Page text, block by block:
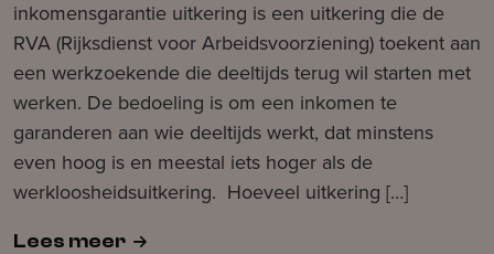
inkomensgarantie uitkering is een uitkering die de
RVA (Rijksdienst voor Arbeidsvoorziening) toekent aan
een werkzoekende die deeltijds terug wil starten met
werken. De bedoeling is om een inkomen te
garanderen aan wie deeltijds werkt, dat minstens
even hoog is en meestal iets hoger als de
werkloosheidsuitkering. Hoeveel uitkering […]
Lees meer